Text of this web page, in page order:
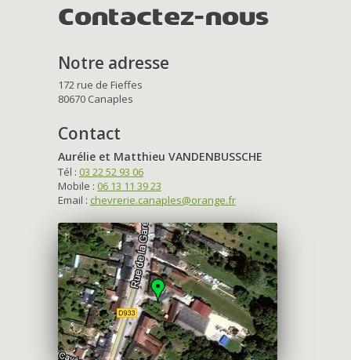
Contactez-nous
Notre adresse
172 rue de Fieffes
80670 Canaples
Contact
Aurélie et Matthieu VANDENBUSSCHE
Tél : 03 22 52 93 06
Mobile : 06 13 11 39 23
Email : chevrerie.canaples@orange.fr